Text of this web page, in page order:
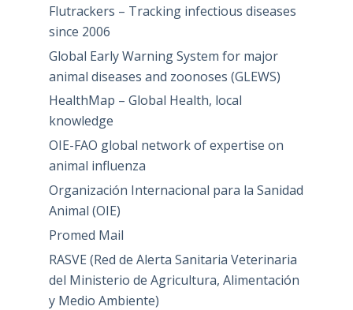
Flutrackers – Tracking infectious diseases
since 2006
Global Early Warning System for major
animal diseases and zoonoses (GLEWS)
HealthMap – Global Health, local
knowledge
OIE-FAO global network of expertise on
animal influenza
Organización Internacional para la Sanidad
Animal (OIE)
Promed Mail
RASVE (Red de Alerta Sanitaria Veterinaria
del Ministerio de Agricultura, Alimentación
y Medio Ambiente)